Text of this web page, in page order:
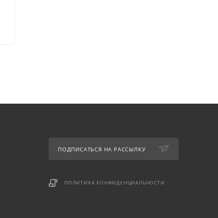
ПОДПИСАТЬСЯ НА РАССЫЛКУ
ПОЛИТИКА КОНФИДЕНЦИАЛЬНОСТИ